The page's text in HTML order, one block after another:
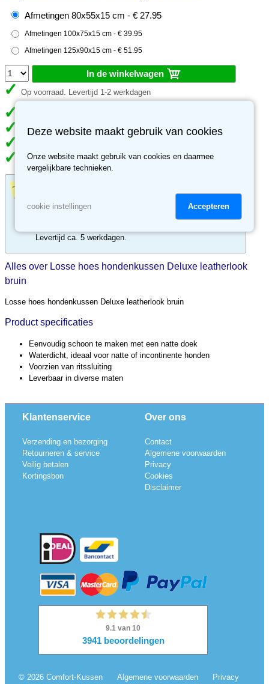
Afmetingen 80x55x15 cm - € 27.95
Afmetingen 100x75x15 cm - € 39.95
Afmetingen 125x90x15 cm - € 51.95
In de winkelwagen
Op voorraad. Levertijd 1-2 werkdagen
Meer dan 70.000 klanten gingen je voor
30 dagen retour recht, niet tevreden, geld terug.
Bestel maatwerk losse hoezen online op
Levertijd ca. 5 werkdagen.
Alles over Losse hoes hondenkussen Deluxe leatherlook
bruin
Losse hoes hondenkussen Deluxe leatherlook bruin
Product specificaties
Eenvoudig schoon te maken met een natte doek
Waterdicht, ideaal voor natte of incontinente honden
Voorzien van ritssluiting
Leverbaar in diverse maten
Klantenservice
Verzending en bezorging
Retourneren & service
Veilig betalen
Kortingsbon
Over ons
Contact
Algemene voorwaarden
Privacy
Cookies
Disclaimer
© 2026 Comfort-Kussen Algemene voorwaarden Privacy
Deze website maakt gebruik van cookies
Onze website maakt gebruik van cookies en daarmee
vergelijkbare technieken.
cookie instellingen Accepteren